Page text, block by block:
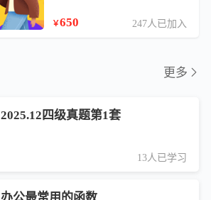
￥650 247人已加入
更多
2025.12四级真题第1套
13人已学习